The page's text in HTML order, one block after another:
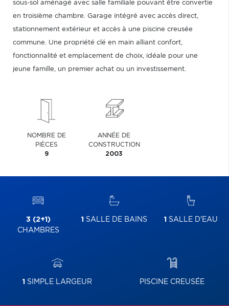
sous-sol aménagé avec salle familiale pouvant être convertie
en troisième chambre. Garage intégré avec accès direct,
stationnement extérieur et accès à une piscine creusée
commune. Une propriété clé en main alliant confort,
fonctionnalité et emplacement de choix, idéale pour une
jeune famille, un premier achat ou un investissement.
NOMBRE DE
PIÈCES
9
ANNÉE DE
CONSTRUCTION
2003
3 (2+1)
CHAMBRES
1 SALLE DE BAINS 1 SALLE D'EAU
1 SIMPLE LARGEUR PISCINE CREUSÉE